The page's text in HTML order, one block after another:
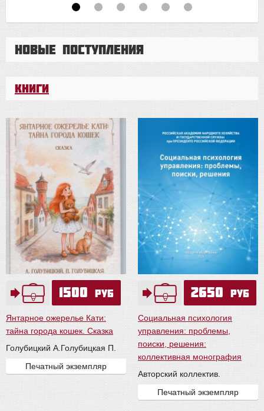
Новые поступления
Книги
1500 руб
Янтарное ожерелье Кати:
тайна города кошек. Сказка
Голубицкий А. Голубицкая П.
Печатный экземпляр
2650 руб
Социальная психология
управления: проблемы,
поиски, решения:
коллективная монография
Авторский коллектив.
Печатный экземпляр